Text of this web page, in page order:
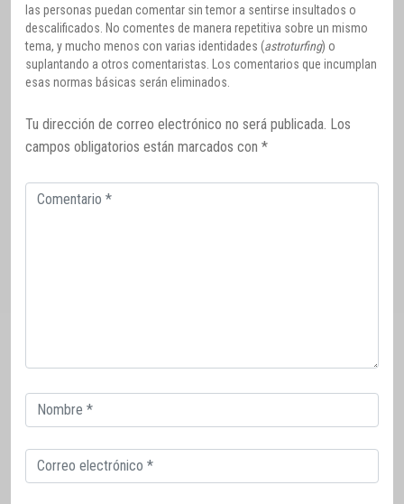
las personas puedan comentar sin temor a sentirse insultados o
descalificados. No comentes de manera repetitiva sobre un mismo
tema, y mucho menos con varias identidades (astroturfing) o
suplantando a otros comentaristas. Los comentarios que incumplan
esas normas básicas serán eliminados.
Tu dirección de correo electrónico no será publicada. Los
campos obligatorios están marcados con *
Comentario
Correo
electrónico
Correo
electrónico